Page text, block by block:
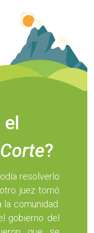
?
resolverlo
juez tomó
la comunidad.
gobierno del